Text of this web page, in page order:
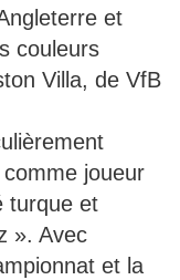
et
couleurs
Villa, de VfB
joueur
turque et
». Avec
et la